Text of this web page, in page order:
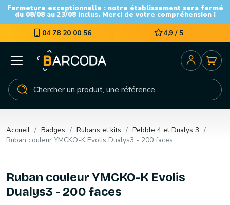
Fermeture exceptionnelle : notre établissement sera fermé
du 08/08 au 23/08 inclus. Merci de votre compréhension !
04 78 20 00 56 4,9 / 5
Accueil Badges Rubans et kits
Pebble 4 et Dualys 3
Ruban couleur YMCKO-K Evolis Dualys3 - 200 faces
Ruban couleur YMCKO-K Evolis
Dualys3 - 200 faces